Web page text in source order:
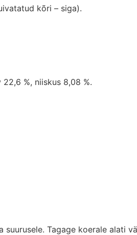
kõri – siga).
%, niiskus 8,08 %.
suurusele. Tagage koerale alati